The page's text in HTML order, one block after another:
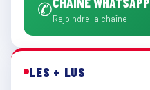
✆Rejoindre la chaîne
LES + LUS